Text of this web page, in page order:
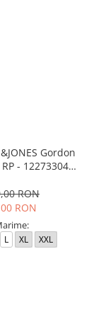
Gordon
- 12273304-
RON
RON
L XL XXL